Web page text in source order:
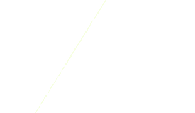
här integrationslösningen
butiker, popups eller
manuell dagskassa. Första
avgifter, moms och
faktiskt stämmer av.